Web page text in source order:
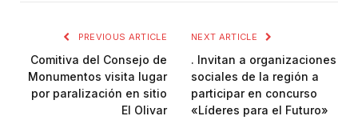
PREVIOUS ARTICLE
Comitiva del Consejo de
Monumentos visita lugar
por paralización en sitio
El Olivar
NEXT ARTICLE
. Invitan a organizaciones
sociales de la región a
participar en concurso
«Líderes para el Futuro»